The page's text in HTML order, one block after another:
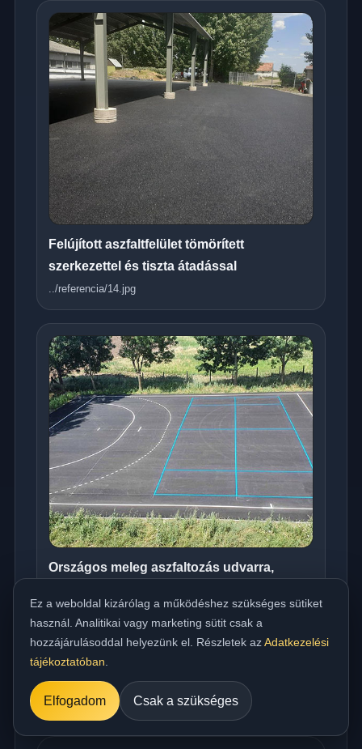
Felújított aszfaltfelület tömörített
szerkezettel és tiszta átadással
../referencia/14.jpg
Országos meleg aszfaltozás udvarra,
Műszaki FAQ
Ez a weboldal kizárólag a működéshez szükséges sütiket
használ. Analitikai vagy marketing sütit csak a
hozzájárulásoddal helyezünk el. Részletek azAdatkezelési
tájékoztatóban
Elfogadom Csak a szükséges